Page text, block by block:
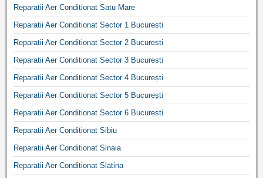
Reparatii Aer Conditionat Satu Mare
Reparatii Aer Conditionat Sector 1 Bucuresti
Reparatii Aer Conditionat Sector 2 Bucuresti
Reparatii Aer Conditionat Sector 3 Bucuresti
Reparatii Aer Conditionat Sector 4 București
Reparatii Aer Conditionat Sector 5 București
Reparatii Aer Conditionat Sector 6 Bucuresti
Reparatii Aer Conditionat Sibiu
Reparatii Aer Conditionat Sinaia
Reparatii Aer Conditionat Slatina